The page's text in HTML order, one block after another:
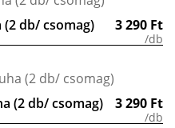
db/ csomag) 3 290 Ft
/db
(2 db/ csomag) 3 290 Ft
/db